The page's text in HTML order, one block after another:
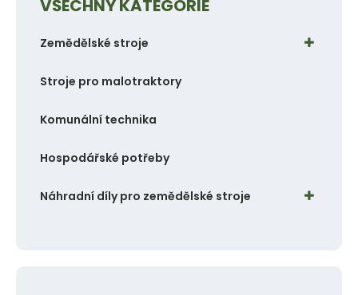
č
VŠECHNY KATEGORIE
Zemědělské stroje
Stroje pro malotraktory
Komunální technika
Hospodářské potřeby
Náhradní díly pro zemědělské stroje